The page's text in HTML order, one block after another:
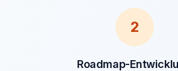
2
Roadmap-